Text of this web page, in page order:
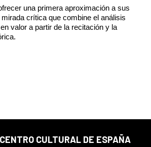
una primera aproximación a sus
crítica que combine el análisis
valor a partir de la recitación y la
CULTURAL DE ESPAÑA